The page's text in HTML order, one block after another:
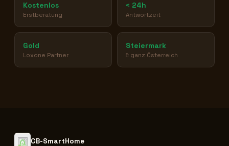
Kostenlos
Erstberatung
< 24h
Antwortzeit
Gold
Loxone Partner
Steiermark
& ganz Österreich
CB-SmartHome